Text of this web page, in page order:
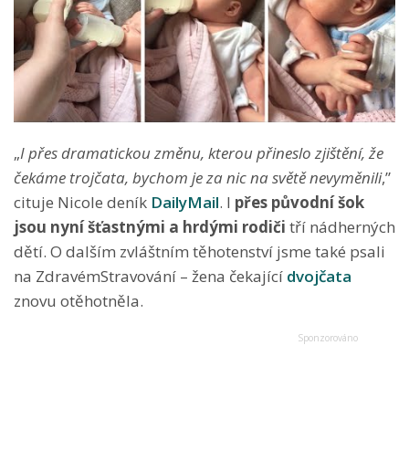
„I přes dramatickou změnu, kterou přineslo zjištění, že
čekáme trojčata, bychom je za nic na světě nevyměnili,”
cituje Nicole deník DailyMail. I přes původní šok
jsou nyní šťastnými a hrdými rodiči tří nádherných
dětí. O dalším zvláštním těhotenství jsme také psali
na ZdravémStravování – žena čekající dvojčata
znovu otěhotněla.